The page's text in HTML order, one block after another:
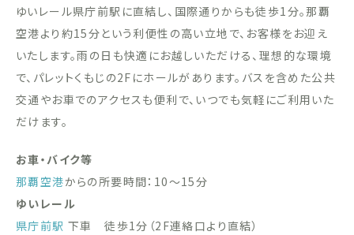
ゆいレール県庁前駅に直結し、国際通りからも徒歩1分。那覇
空港より約15分という利便性の高い立地で、お客様をお迎え
いたします。雨の日も快適にお越しいただける、理想的な環境
で、パレットくもじの2Fにホールがあります。バスを含めた公共
交通やお車でのアクセスも便利で、いつでも気軽にご利用いた
だけます。
お車・バイク等
那覇空港からの所要時間：10〜15分
ゆいレール
県庁前駅 下車 徒歩1分（2F連絡口より直結）